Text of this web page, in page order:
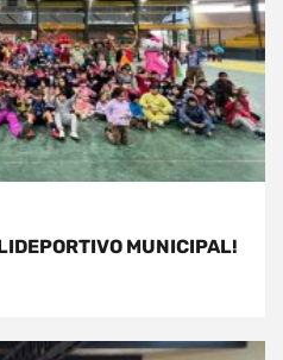
MUNICIPAL!